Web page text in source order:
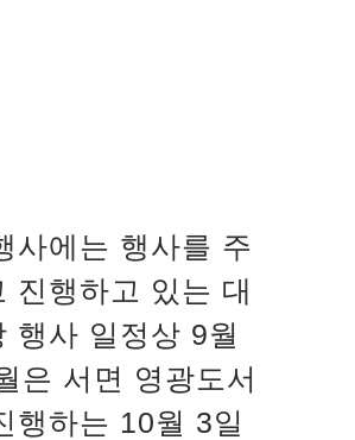
사에는 행사를 주
진행하고 있는 대
행사 일정상 9월
은 서면 영광도서
행하는 10월 3일